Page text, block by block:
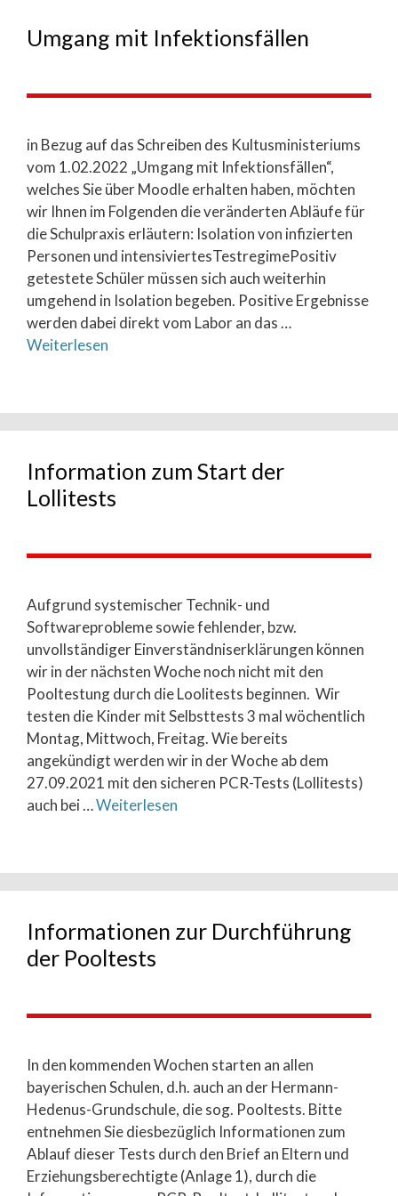
Umgang mit Infektionsfällen
in Bezug auf das Schreiben des Kultusministeriums
vom 1.02.2022 „Umgang mit Infektionsfällen“,
welches Sie über Moodle erhalten haben, möchten
wir Ihnen im Folgenden die veränderten Abläufe für
die Schulpraxis erläutern: Isolation von infizierten
Personen und intensiviertesTestregimePositiv
getestete Schüler müssen sich auch weiterhin
umgehend in Isolation begeben. Positive Ergebnisse
werden dabei direkt vom Labor an das …
Weiterlesen
Information zum Start der
Lollitests
Aufgrund systemischer Technik- und
Softwareprobleme sowie fehlender, bzw.
unvollständiger Einverständniserklärungen können
wir in der nächsten Woche noch nicht mit den
Pooltestung durch die Loolitests beginnen. Wir
testen die Kinder mit Selbsttests 3 mal wöchentlich
Montag, Mittwoch, Freitag. Wie bereits
angekündigt werden wir in der Woche ab dem
27.09.2021 mit den sicheren PCR-Tests (Lollitests)
auch bei …Weiterlesen
Informationen zur Durchführung
der Pooltests
In den kommenden Wochen starten an allen
bayerischen Schulen, d.h. auch an der Hermann-
Hedenus-Grundschule, die sog. Pooltests. Bitte
entnehmen Sie diesbezüglich Informationen zum
Ablauf dieser Tests durch den Brief an Eltern und
Erziehungsberechtigte (Anlage 1), durch die